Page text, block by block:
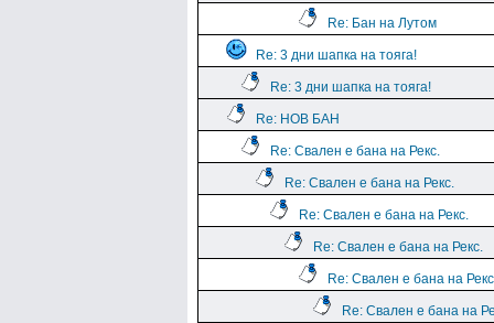
Re: Бан на Лутом
Re: 3 дни шапка на тояга!
Re: 3 дни шапка на тояга!
Re: НОВ БАН
Re: Свален е бана на Рекс.
Re: Свален е бана на Рекс.
Re: Свален е бана на Рекс.
Re: Свален е бана на Рекс.
Re: Свален е бана на
Re: Свален е бана на